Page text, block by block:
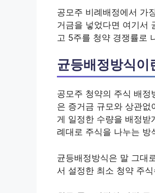
공모주 비례배정에서 가
거금을 넣었다면 여기서
고 5주를 청약 경쟁률로
균등배정방식이
공모주 청약의 주식 배정
은 증거금 규모와 상관없
게 일정한 수량을 배정
례대로 주식을 나누는 방
균등배정방식은 말 그대
서 설정한 최소 청약 주